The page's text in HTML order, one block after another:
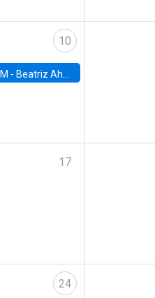
10
- Beatriz Ahumada, PhD candidate, Universidad de Pittsburgh
17
24